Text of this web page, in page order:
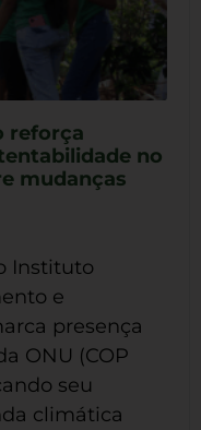
reforça
no
mudanças
Instituto
e
presença
ONU (COP
seu
climática